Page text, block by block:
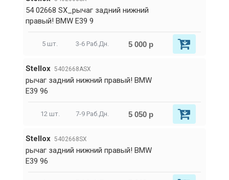
54 02668 SX_рычаг задний нижний
правый! BMW E39 9
5 шт. 3-6 Раб.Дн. 5 000 р
Stellox 5402668ASX
рычаг задний нижний правый! BMW
E39 96
12 шт. 7-9 Раб.Дн. 5 050 р
Stellox 5402668SX
рычаг задний нижний правый! BMW
E39 96